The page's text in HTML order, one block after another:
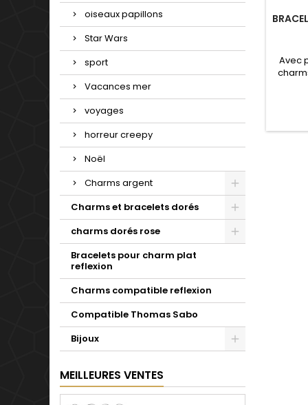
oiseaux papillons
Star Wars
sport
Vacances mer
voyages
horreur creepy
Noël
Charms argent
Charms et bracelets dorés
charms dorés rose
Bracelets pour charm plat
reflexion
Charms compatible reflexion
Compatible Thomas Sabo
Bijoux
MEILLEURES VENTES
Avec
de
18,